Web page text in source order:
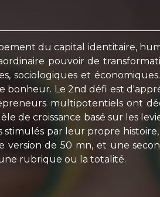
du capital identitaire,
pouvoir de
et
Le 2nd défi est
multipotentiels ont
de croissance basé sur les
stimulés par leur propre
de 50 mn, et une
rubrique ou la totalité.